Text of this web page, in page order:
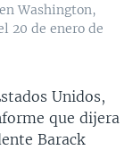
Washington,
20 de enero de
Unidos,
que dijera
Barack